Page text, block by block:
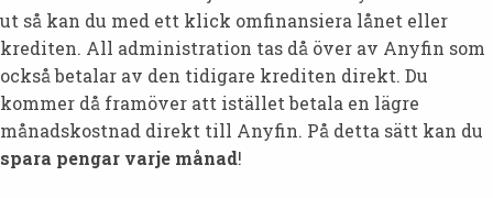
ut så kan du med ett klick omfinansiera lånet eller
krediten. All administration tas då över av Anyfin som
också betalar av den tidigare krediten direkt. Du
kommer då framöver att istället betala en lägre
månadskostnad direkt till Anyfin. På detta sätt kan du
spara pengar varje månad!